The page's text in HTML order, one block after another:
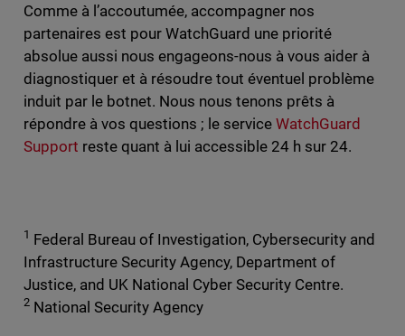
Comme à l’accoutumée, accompagner nos
partenaires est pour WatchGuard une priorité
absolue aussi nous engageons-nous à vous aider à
diagnostiquer et à résoudre tout éventuel problème
induit par le botnet. Nous nous tenons prêts à
répondre à vos questions ; le serviceWatchGuard
Support reste quant à lui accessible 24 h sur 24.
1 Federal Bureau of Investigation, Cybersecurity and
Infrastructure Security Agency, Department of
Justice, and UK National Cyber Security Centre.
2National Security Agency